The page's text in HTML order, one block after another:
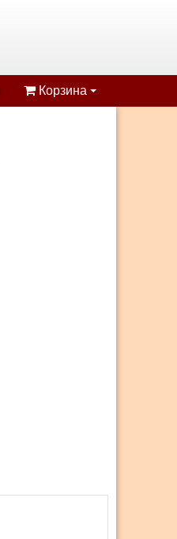
Корзина